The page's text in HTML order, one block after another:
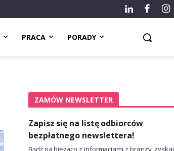
PRACA PORADY
ZAMÓW NEWSLETTER
Zapisz się na listę odbiorców
bezpłatnego newslettera!
Bądź na bieżąco z informacjami z branży, zyskaj